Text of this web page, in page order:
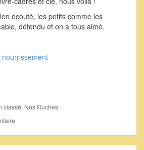
écouté, les petits comme les
détendu et on a tous aimé.
classé, Nos Ruches